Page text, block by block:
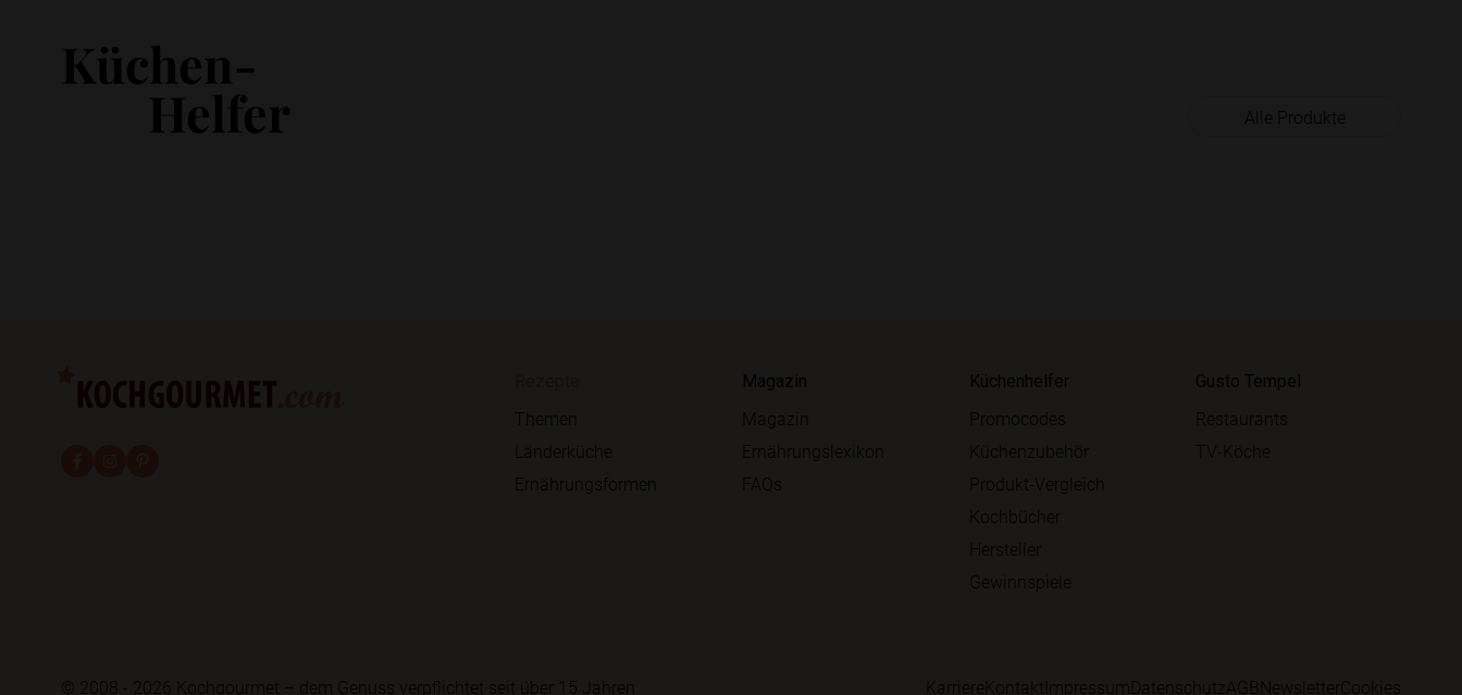
Küchen-
Helfer Alle Produkte
Themen
Länderküche
Ernährungsformen
Magazin
Magazin
Ernährungslexikon
FAQs
Küchenhelfer
Promocodes
Küchenzubehör
Produkt-Vergleich
Kochbücher
Hersteller
Gewinnspiele
Gusto Tempel
Restaurants
TV-Köche
© 2008 - 2026 Kochgourmet – dem Genuss verpflichtet seit über 15 Jahren Karriere Kontakt ImpressumDatenschutzAGBNewsletterCookies